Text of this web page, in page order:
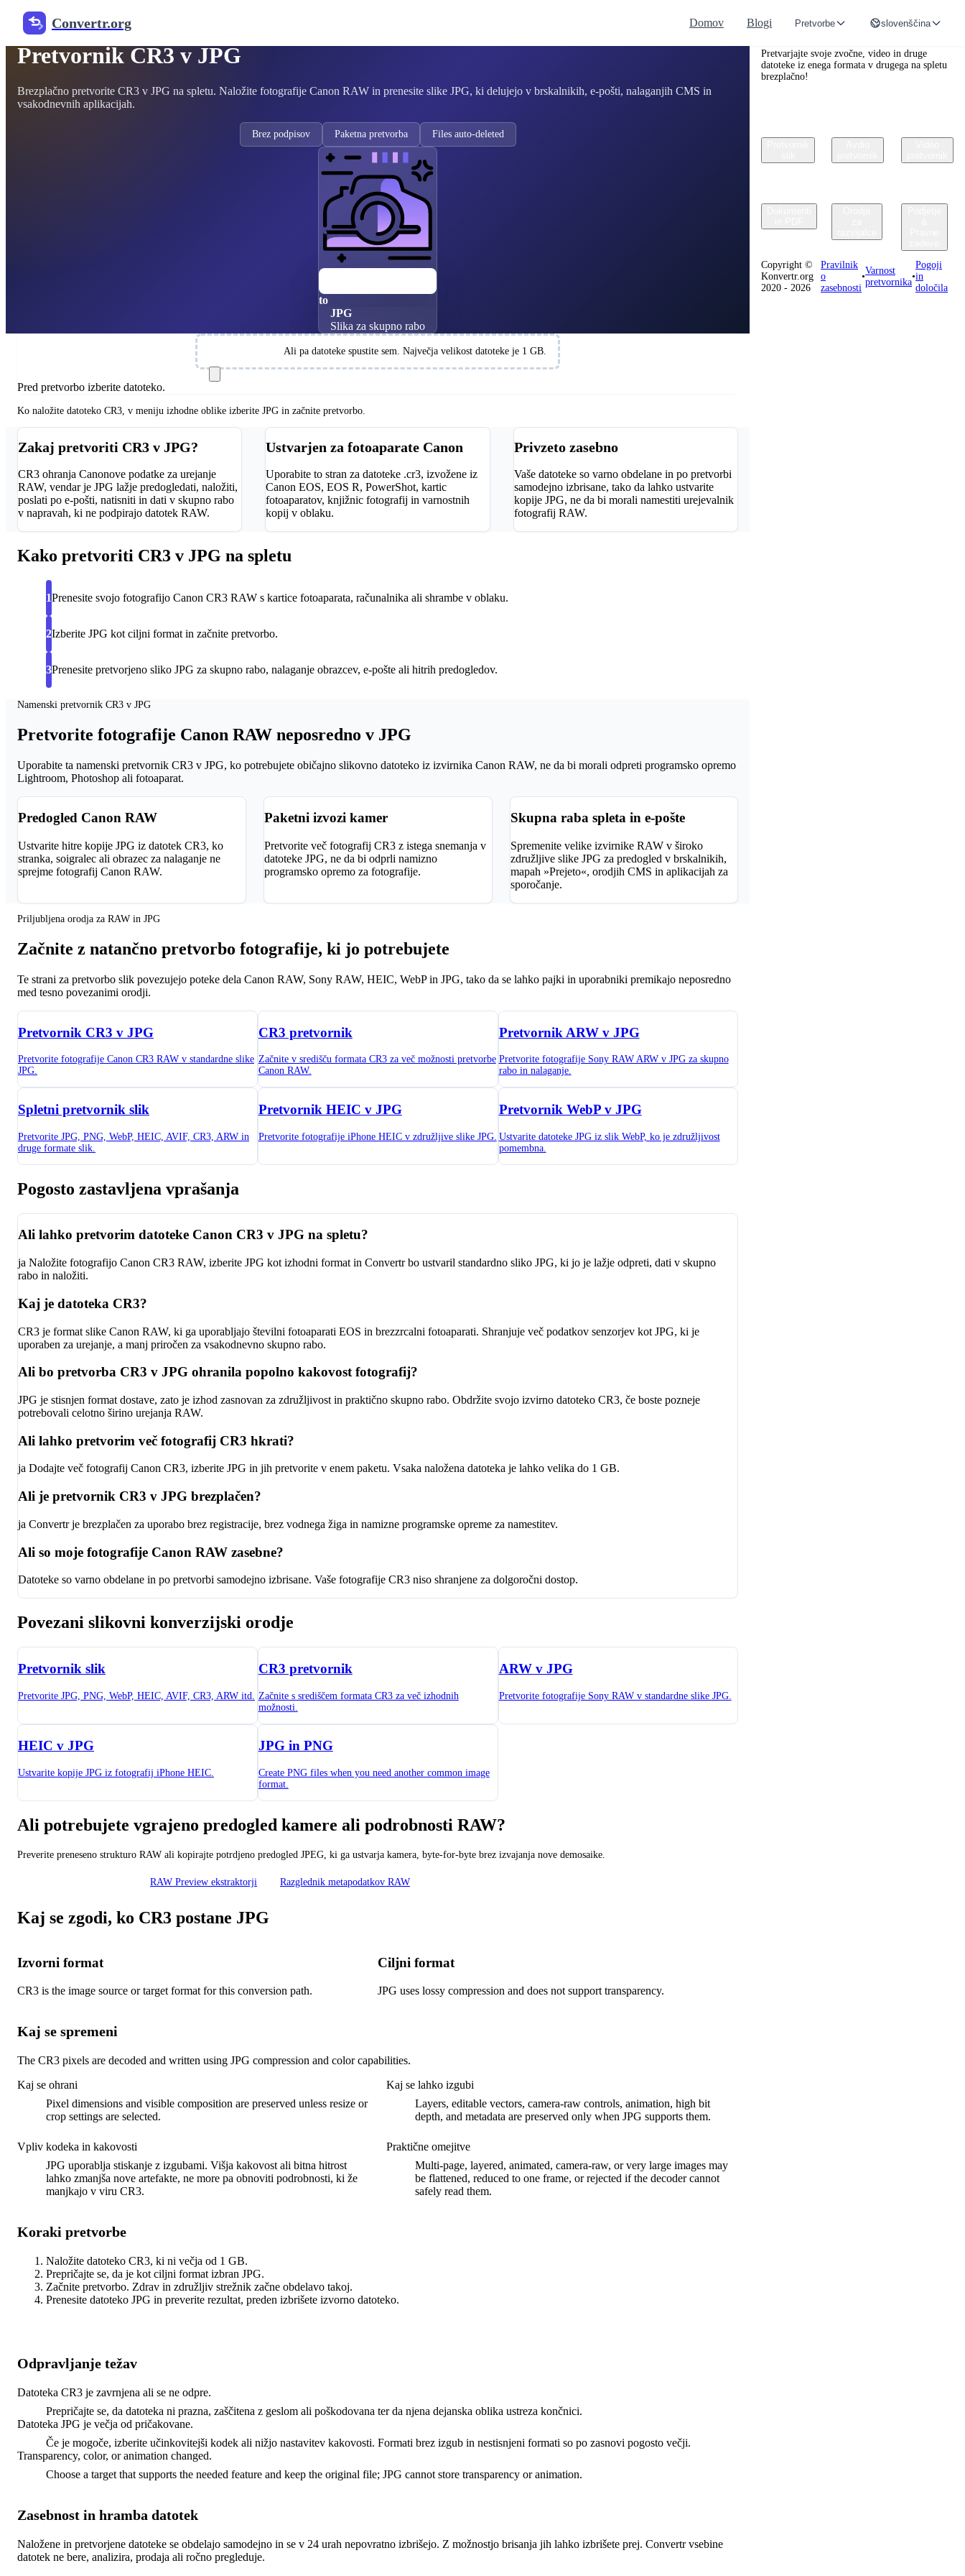
Convertr.org Domov Blogi Pretvorbe slovenščina
Brezplačni pretvornik slik RAW
Pretvornik CR3 v JPG
Brezplačno pretvorite CR3 v JPG na spletu. Naložite fotografije Canon RAW in prenesite slike JPG, ki delujejo v brskalnikih, e-pošti, nalaganjih CMS in
vsakodnevnih aplikacijah.
Brez podpisov Paketna pretvorba Files auto-deleted
to
JPG
Slika za skupno rabo
Izberite datotekeAli pa datoteke spustite sem. Največja velikost datoteke je 1 GB.
Pred pretvorbo izberite datoteko.
Ko naložite datoteko CR3, v meniju izhodne oblike izberite JPG in začnite pretvorbo.
Zakaj pretvoriti CR3 v JPG?
CR3 ohranja Canonove podatke za urejanje
RAW, vendar je JPG lažje predogledati, naložiti,
poslati po e-pošti, natisniti in dati v skupno rabo
v napravah, ki ne podpirajo datotek RAW.
Ustvarjen za fotoaparate Canon
Uporabite to stran za datoteke .cr3, izvožene iz
Canon EOS, EOS R, PowerShot, kartic
fotoaparatov, knjižnic fotografij in varnostnih
kopij v oblaku.
Privzeto zasebno
Vaše datoteke so varno obdelane in po pretvorbi
samodejno izbrisane, tako da lahko ustvarite
kopije JPG, ne da bi morali namestiti urejevalnik
fotografij RAW.
Kako pretvoriti CR3 v JPG na spletu
1Prenesite svojo fotografijo Canon CR3 RAW s kartice fotoaparata, računalnika ali shrambe v oblaku.
2Izberite JPG kot ciljni format in začnite pretvorbo.
3Prenesite pretvorjeno sliko JPG za skupno rabo, nalaganje obrazcev, e-pošte ali hitrih predogledov.
Namenski pretvornik CR3 v JPG
Pretvorite fotografije Canon RAW neposredno v JPG
Uporabite ta namenski pretvornik CR3 v JPG, ko potrebujete običajno slikovno datoteko iz izvirnika Canon RAW, ne da bi morali odpreti programsko opremo
Lightroom, Photoshop ali fotoaparat.
Predogled Canon RAW
Ustvarite hitre kopije JPG iz datotek CR3, ko
stranka, soigralec ali obrazec za nalaganje ne
sprejme fotografij Canon RAW.
Paketni izvozi kamer
Pretvorite več fotografij CR3 z istega snemanja v
datoteke JPG, ne da bi odprli namizno
programsko opremo za fotografije.
Skupna raba spleta in e-pošte
Spremenite velike izvirnike RAW v široko
združljive slike JPG za predogled v brskalnikih,
mapah »Prejeto«, orodjih CMS in aplikacijah za
sporočanje.
Priljubljena orodja za RAW in JPG
Začnite z natančno pretvorbo fotografije, ki jo potrebujete
Te strani za pretvorbo slik povezujejo poteke dela Canon RAW, Sony RAW, HEIC, WebP in JPG, tako da se lahko pajki in uporabniki premikajo neposredno
med tesno povezanimi orodji.
Pretvornik CR3 v JPG
Pretvorite fotografije Canon CR3 RAW v standardne slike
JPG.
CR3 pretvornik
Začnite v središču formata CR3 za več možnosti pretvorbe
Canon RAW.
Pretvornik ARW v JPG
Pretvorite fotografije Sony RAW ARW v JPG za skupno
rabo in nalaganje.
Spletni pretvornik slik
Pretvorite JPG, PNG, WebP, HEIC, AVIF, CR3, ARW in
druge formate slik.
Pretvornik HEIC v JPG
Pretvorite fotografije iPhone HEIC v združljive slike JPG.
Pretvornik WebP v JPG
Ustvarite datoteke JPG iz slik WebP, ko je združljivost
pomembna.
Pogosto zastavljena vprašanja
Ali lahko pretvorim datoteke Canon CR3 v JPG na spletu?
ja Naložite fotografijo Canon CR3 RAW, izberite JPG kot izhodni format in Convertr bo ustvaril standardno sliko JPG, ki jo je lažje odpreti, dati v skupno
rabo in naložiti.
Kaj je datoteka CR3?
CR3 je format slike Canon RAW, ki ga uporabljajo številni fotoaparati EOS in brezzrcalni fotoaparati. Shranjuje več podatkov senzorjev kot JPG, ki je
uporaben za urejanje, a manj priročen za vsakodnevno skupno rabo.
Ali bo pretvorba CR3 v JPG ohranila popolno kakovost fotografij?
JPG je stisnjen format dostave, zato je izhod zasnovan za združljivost in praktično skupno rabo. Obdržite svojo izvirno datoteko CR3, če boste pozneje
potrebovali celotno širino urejanja RAW.
Ali lahko pretvorim več fotografij CR3 hkrati?
ja Dodajte več fotografij Canon CR3, izberite JPG in jih pretvorite v enem paketu. Vsaka naložena datoteka je lahko velika do 1 GB.
Ali je pretvornik CR3 v JPG brezplačen?
ja Convertr je brezplačen za uporabo brez registracije, brez vodnega žiga in namizne programske opreme za namestitev.
Ali so moje fotografije Canon RAW zasebne?
Datoteke so varno obdelane in po pretvorbi samodejno izbrisane. Vaše fotografije CR3 niso shranjene za dolgoročni dostop.
Povezani slikovni konverzijski orodje
Pretvornik slik
Pretvorite JPG, PNG, WebP, HEIC, AVIF, CR3, ARW itd.
CR3 pretvornik
Začnite s središčem formata CR3 za več izhodnih
možnosti.
ARW v JPG
Pretvorite fotografije Sony RAW v standardne slike JPG.
HEIC v JPG
Ustvarite kopije JPG iz fotografij iPhone HEIC.
JPG in PNG
Create PNG files when you need another common image
format.
Ali potrebujete vgrajeno predogled kamere ali podrobnosti RAW?
Preverite preneseno strukturo RAW ali kopirajte potrdjeno predogled JPEG, ki ga ustvarja kamera, byte-for-byte brez izvajanja nove demosaike.
RAW Preview ekstraktorji Razglednik metapodatkov RAW
Kaj se zgodi, ko CR3 postane JPG
Izvorni format
CR3 is the image source or target format for this conversion path.
Ciljni format
JPG uses lossy compression and does not support transparency.
Kaj se spremeni
The CR3 pixels are decoded and written using JPG compression and color capabilities.
Kaj se ohrani
Pixel dimensions and visible composition are preserved unless resize or
crop settings are selected.
Kaj se lahko izgubi
Layers, editable vectors, camera-raw controls, animation, high bit
depth, and metadata are preserved only when JPG supports them.
Vpliv kodeka in kakovosti
JPG uporablja stiskanje z izgubami. Višja kakovost ali bitna hitrost
lahko zmanjša nove artefakte, ne more pa obnoviti podrobnosti, ki že
manjkajo v viru CR3.
Praktične omejitve
Multi-page, layered, animated, camera-raw, or very large images may
be flattened, reduced to one frame, or rejected if the decoder cannot
safely read them.
Koraki pretvorbe
Naložite datoteko CR3, ki ni večja od 1 GB.
Prepričajte se, da je kot ciljni format izbran JPG.
Začnite pretvorbo. Zdrav in združljiv strežnik začne obdelavo takoj.
Prenesite datoteko JPG in preverite rezultat, preden izbrišete izvorno datoteko.
Odpravljanje težav
Datoteka CR3 je zavrnjena ali se ne odpre.
Prepričajte se, da datoteka ni prazna, zaščitena z geslom ali poškodovana ter da njena dejanska oblika ustreza končnici.
Datoteka JPG je večja od pričakovane.
Če je mogoče, izberite učinkovitejši kodek ali nižjo nastavitev kakovosti. Formati brez izgub in nestisnjeni formati so po zasnovi pogosto večji.
Transparency, color, or animation changed.
Choose a target that supports the needed feature and keep the original file; JPG cannot store transparency or animation.
Zasebnost in hramba datotek
Naložene in pretvorjene datoteke se obdelajo samodejno in se v 24 urah nepovratno izbrišejo. Z možnostjo brisanja jih lahko izbrišete prej. Convertr vsebine
datotek ne bere, analizira, prodaja ali ročno pregleduje.
Convertr.org
Pretvarjajte svoje zvočne, video in druge
datoteke iz enega formata v drugega na spletu
brezplačno!
Copyright ©
Konvertr.org
2020 - 2026
Pravilnik
o
zasebnosti
•
Varnost
pretvornika
•
Pogoji
in
določila